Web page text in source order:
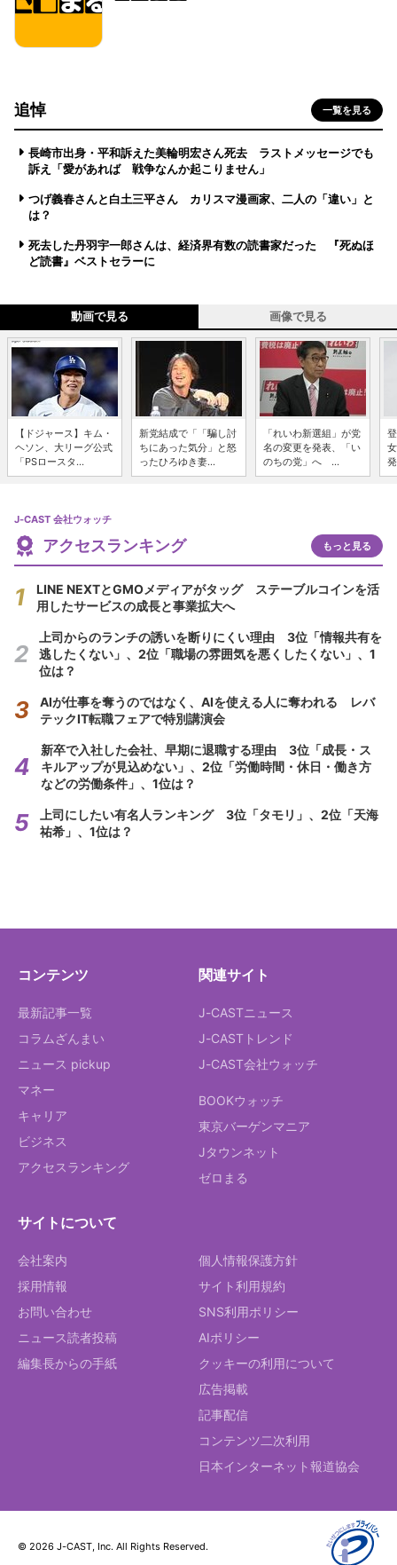
追悼 一覧を見る
長崎市出身・平和訴えた美輪明宏さん死去 ラストメッセージでも
訴え「愛があれば 戦争なんか起こりません」
つげ義春さんと白土三平さん カリスマ漫画家、二人の「違い」と
は？
死去した丹羽宇一郎さんは、経済界有数の読書家だった 『死ぬほ
ど読書』ベストセラーに
動画で見る 画像で見る
【ドジャース】キム・
ヘソン、大リーグ公式
「PSロースタ...
新党結成で「「騙し討
ちにあった気分」と怒
ったひろゆき妻...
「れいわ新選組」が党
名の変更を発表、「い
のちの党」へ ...
J-CAST 会社ウォッチ
アクセスランキング もっと見る
LINE NEXTとGMOメディアがタッグ ステーブルコインを活
用したサービスの成長と事業拡大へ
上司からのランチの誘いを断りにくい理由 3位「情報共有を
逃したくない」、2位「職場の雰囲気を悪くしたくない」、1
位は？
AIが仕事を奪うのではなく、AIを使える人に奪われる レバ
テックIT転職フェアで特別講演会
新卒で入社した会社、早期に退職する理由 3位「成長・ス
キルアップが見込めない」、2位「労働時間・休日・働き方
などの労働条件」、1位は？
上司にしたい有名人ランキング 3位「タモリ」、2位「天海
祐希」、1位は？
コンテンツ
最新記事一覧
コラムざんまい
ニュース pickup
マネー
キャリア
ビジネス
アクセスランキング
関連サイト
J-CASTニュース
J-CASTトレンド
J-CAST会社ウォッチ
BOOKウォッチ
東京バーゲンマニア
Jタウンネット
ゼロまる
サイトについて
会社案内
採用情報
お問い合わせ
ニュース読者投稿
編集長からの手紙
個人情報保護方針
サイト利用規約
SNS利用ポリシー
AIポリシー
クッキーの利用について
広告掲載
記事配信
コンテンツ二次利用
日本インターネット報道協会
© 2026 J-CAST, Inc. All Rights Reserved.